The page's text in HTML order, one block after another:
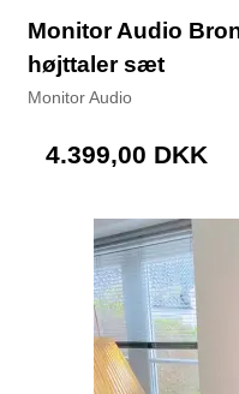
Monitor Audio
højttaler sæt
Monitor Audio
4.399,00 DKK